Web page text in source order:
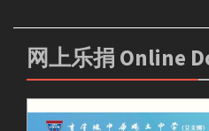
网上乐捐 Online